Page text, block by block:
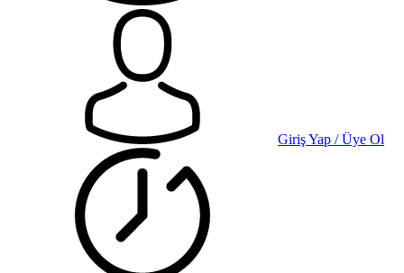
Giriş Yap / Üye Ol